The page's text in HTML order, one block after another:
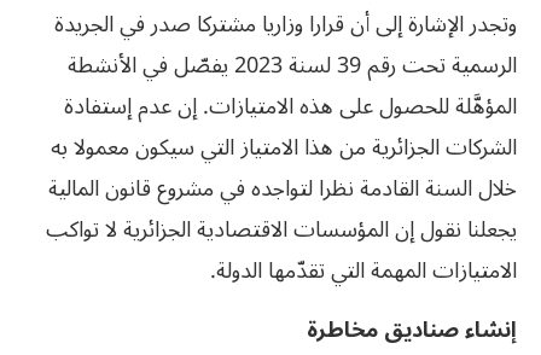
وتجدر الإشارة إلى أن قرارا وزاريا مشتركا صدر في الجريدة
الرسمية تحت رقم 39 لسنة 2023 يفصّل في الأنشطة
المؤهَّلة للحصول على هذه الامتيازات. إن عدم إستفادة
الشركات الجزائرية من هذا الامتياز التي سيكون معمولا به
خلال السنة القادمة نظرا لتواجده في مشروع قانون المالية
يجعلنا نقول إن المؤسسات الاقتصادية الجزائرية لا تواكب
الامتيازات المهمة التي تقدّمها الدولة.
إنشاء صناديق مخاطرة